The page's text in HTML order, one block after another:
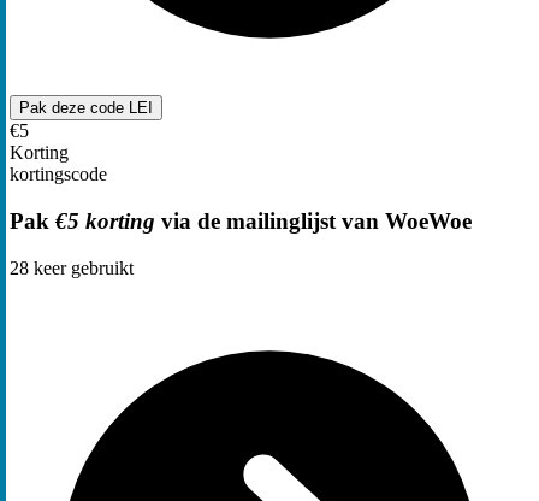
Pak deze code LEI
€5
Korting
kortingscode
Pak €5 korting via de mailinglijst van WoeWoe
28 keer gebruikt